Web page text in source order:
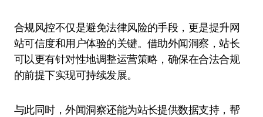
合规风控不仅是避免法律风险的手段，更是提升网
站可信度和用户体验的关键。借助外闻洞察，站长
可以更有针对性地调整运营策略，确保在合法合规
的前提下实现可持续发展。
与此同时，外闻洞察还能为站长提供数据支持，帮